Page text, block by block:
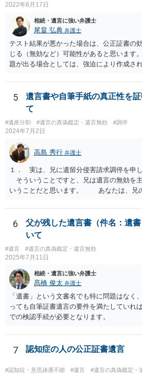
2022年6月17日
相続・遺言に強い弁護士
尾畠 弘典 弁護士
テスト結果が悪かった場合は、公正証書の
じる（無効など）可能性があると思います
題が出る場合としては、強迫により作成さ
すが、弁護士に作成を依頼する場合は、１
ースが多いと思います。 報酬体系は、弁
律の基準はありません。
5
遺言書や自筆手紙の真正性を
て
#遺産分割 #遺言の真偽鑑定・遺言無効 #調停
2024年7月2日
高島 秀行 弁護士
１． 実は、兄に遺留分侵害請求調停を
そういうことですと、兄は遺言の無効を
いうことだと思います。 あなたは、兄
詳しい事情を話して相談された方がよいと
6
父が残した遺言書（件名：遺
いて
#遺言 #遺言の真偽鑑定・遺言無効
2025年7月11日
相続・遺言に強い弁護士
髙橋 俊太 弁護士
「遺書」という文書名でも特に問題はなく
っても自筆証書遺言の要件を満たしていれ
での検認手続が必要となります。
7 認知症の人の公正証書遺言
#認知症・意思疎通不能 #遺言 #遺言の真偽鑑定・